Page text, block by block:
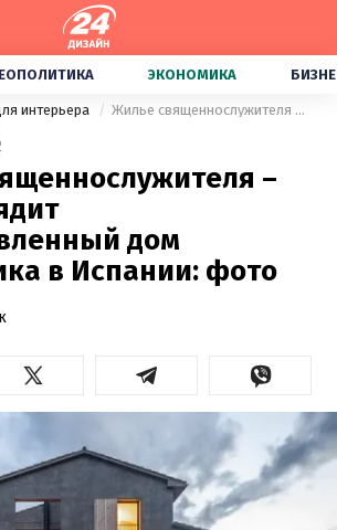
ЭКОНОМИКА
интерьера Жилье священнослужителя – как выглядит восстановленный дом священника в Испании: фото
–
дом
в Испании: фото